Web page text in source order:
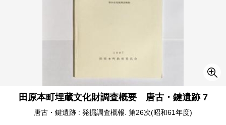
田原本町埋蔵文化財調査概要 唐古・鍵遺跡 7
唐古・鍵遺跡 : 発掘調査概報. 第26次(昭和61年度)